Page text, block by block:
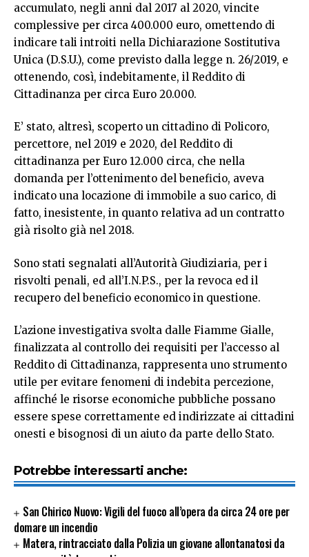
accumulato, negli anni dal 2017 al 2020, vincite
complessive per circa 400.000 euro, omettendo di
indicare tali introiti nella Dichiarazione Sostitutiva
Unica (D.S.U.), come previsto dalla legge n. 26/2019, e
ottenendo, così, indebitamente, il Reddito di
Cittadinanza per circa Euro 20.000.
E’ stato, altresì, scoperto un cittadino di Policoro,
percettore, nel 2019 e 2020, del Reddito di
cittadinanza per Euro 12.000 circa, che nella
domanda per l’ottenimento del beneficio, aveva
indicato una locazione di immobile a suo carico, di
fatto, inesistente, in quanto relativa ad un contratto
già risolto già nel 2018.
Sono stati segnalati all’Autorità Giudiziaria, per i
risvolti penali, ed all’I.N.P.S., per la revoca ed il
recupero del beneficio economico in questione.
L’azione investigativa svolta dalle Fiamme Gialle,
finalizzata al controllo dei requisiti per l’accesso al
Reddito di Cittadinanza, rappresenta uno strumento
utile per evitare fenomeni di indebita percezione,
affinché le risorse economiche pubbliche possano
essere spese correttamente ed indirizzate ai cittadini
onesti e bisognosi di un aiuto da parte dello Stato.
Potrebbe interessarti anche:
San Chirico Nuovo: Vigili del fuoco all’opera da circa 24 ore per
domare un incendio
Matera, rintracciato dalla Polizia un giovane allontanatosi da